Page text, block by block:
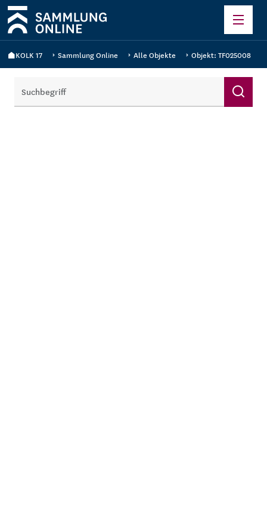
KOLK 17 Sammlung Online Alle Objekte Objekt: TF025008